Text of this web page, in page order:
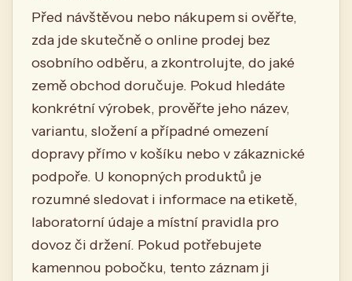
Před návštěvou nebo nákupem si ověřte,
zda jde skutečně o online prodej bez
osobního odběru, a zkontrolujte, do jaké
země obchod doručuje. Pokud hledáte
konkrétní výrobek, prověřte jeho název,
variantu, složení a případné omezení
dopravy přímo v košíku nebo v zákaznické
podpoře. U konopných produktů je
rozumné sledovat i informace na etiketě,
laboratorní údaje a místní pravidla pro
dovoz či držení. Pokud potřebujete
kamennou pobočku, tento záznam ji